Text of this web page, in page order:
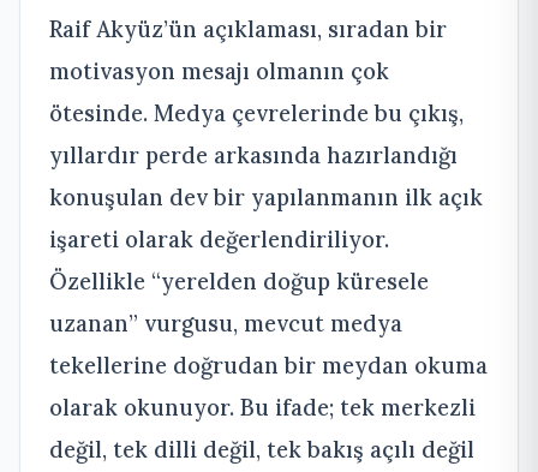
Raif Akyüz’ün açıklaması, sıradan bir
motivasyon mesajı olmanın çok
ötesinde. Medya çevrelerinde bu çıkış,
yıllardır perde arkasında hazırlandığı
konuşulan dev bir yapılanmanın ilk açık
işareti olarak değerlendiriliyor.
Özellikle “yerelden doğup küresele
uzanan” vurgusu, mevcut medya
tekellerine doğrudan bir meydan okuma
olarak okunuyor. Bu ifade; tek merkezli
değil, tek dilli değil, tek bakış açılı değil